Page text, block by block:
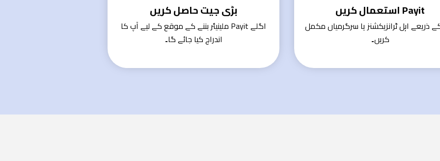
Payit استعمال کریں
ذریعے اہل ٹرانزیکشنز یا سرگرمیاں مکمل
کریں۔
بڑی جیت حاصل کریں
اگلے Payit ملینیئر بننے کے موقع کے لیے آپ کا
اندراج کیا جائے گا۔